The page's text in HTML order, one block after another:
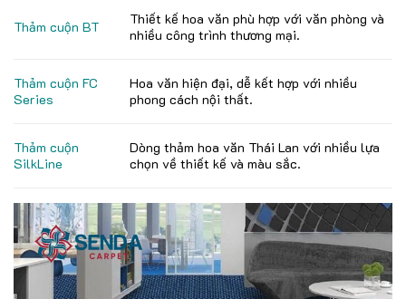
Thảm cuộn BT
Thiết kế hoa văn phù hợp với văn phòng và
nhiều công trình thương mại.
Thảm cuộn FC
Series
Hoa văn hiện đại, dễ kết hợp với nhiều
phong cách nội thất.
Thảm cuộn
SilkLine
Dòng thảm hoa văn Thái Lan với nhiều lựa
chọn về thiết kế và màu sắc.